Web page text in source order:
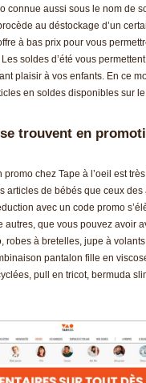
connue aussi sous le nom de
au déstockage d’un
à bas prix pour vous
soldes d’été vous
plaisir à vos enfants. En ce
en soldes disponibles sur
trouvent en
promo chez Tape à l’oeil est
articles de bébés que ceux des
avec un code promo
autres, que vous pouvez avoir
robes à bretelles, jupe à
pantalon fille en
pull en tricot, bermuda